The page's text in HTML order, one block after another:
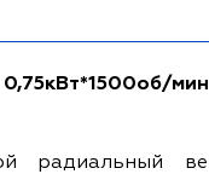
радиальный